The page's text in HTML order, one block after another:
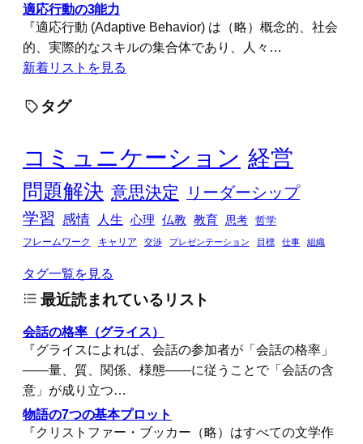
適応行動の3能力
『適応行動 (Adaptive Behavior) は（略）概念的、社会
的、実際的なスキルの集合体であり、人々…
新着リストを見る
タグ
コミュニケーション 経営
問題解決 意思決定
リーダーシップ
学習
感情 人生 心理 仏教 教育 思考
哲学
フレームワーク
キャリア 交渉 プレゼンテーション 目標 仕事 組織
タグ一覧を見る
最近読まれているリスト
会話の格率（グライス）
『グライスによれば、会話の参加者が「会話の格率」
――量、質、関係、様態――に従うことで「会話の含
意」が成り立つ…
物語の7つの基本プロット
『クリストファー・ブッカー（略）はすべての文学作